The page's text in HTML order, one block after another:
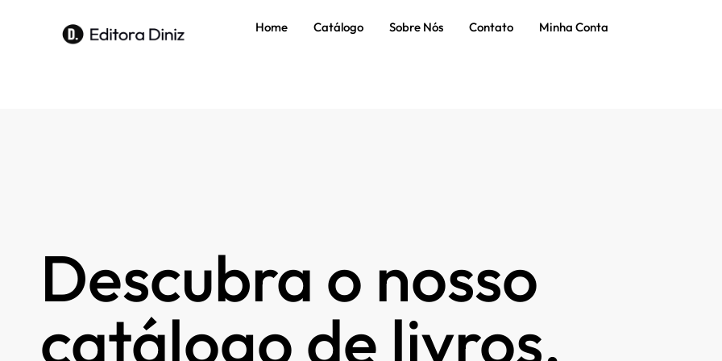
Home Catálogo Sobre Nós Contato Minha Conta
Descubra o nosso
catálogo de livros.